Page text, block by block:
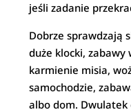
jeśli zadanie
Dobrze sprawdzają
duże klocki, zabawy
karmienie misia,
samochodzie,
albo dom. Dwulatek